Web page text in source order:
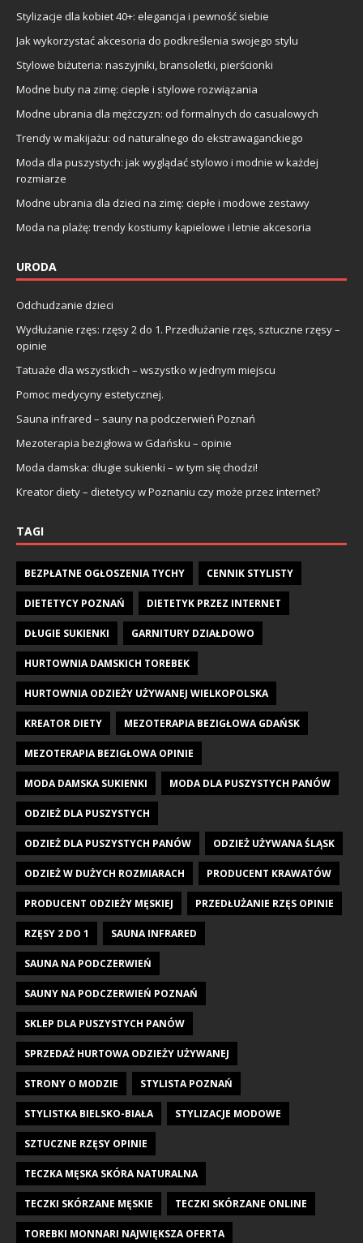
Stylizacje dla kobiet 40+: elegancja i pewność siebie
Jak wykorzystać akcesoria do podkreślenia swojego stylu
Stylowe biżuteria: naszyjniki, bransoletki, pierścionki
Modne buty na zimę: ciepłe i stylowe rozwiązania
Modne ubrania dla mężczyzn: od formalnych do casualowych
Trendy w makijażu: od naturalnego do ekstrawaganckiego
Moda dla puszystych: jak wyglądać stylowo i modnie w każdej
rozmiarze
Modne ubrania dla dzieci na zimę: ciepłe i modowe zestawy
Moda na plażę: trendy kostiumy kąpielowe i letnie akcesoria
URODA
Odchudzanie dzieci
Wydłużanie rzęs: rzęsy 2 do 1. Przedłużanie rzęs, sztuczne rzęsy –
opinie
Tatuaże dla wszystkich – wszystko w jednym miejscu
Pomoc medycyny estetycznej.
Sauna infrared – sauny na podczerwień Poznań
Mezoterapia bezigłowa w Gdańsku – opinie
Moda damska: długie sukienki – w tym się chodzi!
Kreator diety – dietetycy w Poznaniu czy może przez internet?
TAGI
BEZPŁATNE OGŁOSZENIA TYCHY CENNIK STYLISTY
DIETETYCY POZNAŃ DIETETYK PRZEZ INTERNET
DŁUGIE SUKIENKI GARNITURY DZIAŁDOWO
HURTOWNIA DAMSKICH TOREBEK
HURTOWNIA ODZIEŻY UŻYWANEJ WIELKOPOLSKA
KREATOR DIETY MEZOTERAPIA BEZIGŁOWA GDAŃSK
MEZOTERAPIA BEZIGŁOWA OPINIE
MODA DAMSKA SUKIENKI MODA DLA PUSZYSTYCH PANÓW
ODZIEŻ DLA PUSZYSTYCH
ODZIEŻ DLA PUSZYSTYCH PANÓW ODZIEŻ UŻYWANA ŚLĄSK
ODZIEŻ W DUŻYCH ROZMIARACH PRODUCENT KRAWATÓW
PRODUCENT ODZIEŻY MĘSKIEJ PRZEDŁUŻANIE RZĘS OPINIE
RZĘSY 2 DO 1 SAUNA INFRARED
SAUNA NA PODCZERWIEŃ
SAUNY NA PODCZERWIEŃ POZNAŃ
SKLEP DLA PUSZYSTYCH PANÓW
SPRZEDAŻ HURTOWA ODZIEŻY UŻYWANEJ
STRONY O MODZIE STYLISTA POZNAŃ
STYLISTKA BIELSKO-BIAŁA STYLIZACJE MODOWE
SZTUCZNE RZĘSY OPINIE
TECZKA MĘSKA SKÓRA NATURALNA
TECZKI SKÓRZANE MĘSKIE TECZKI SKÓRZANE ONLINE
TOREBKI MONNARI NAJWIĘKSZA OFERTA